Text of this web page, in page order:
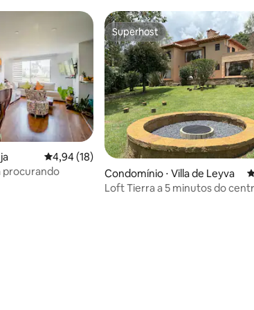
avaliações
4,94 de uma avaliação média de 5, 18
4,94 (18)
procurando
Superhost
Superhost
Condomínio ⋅ Villa de Leyva
Loft Tierra a 5 minutos do